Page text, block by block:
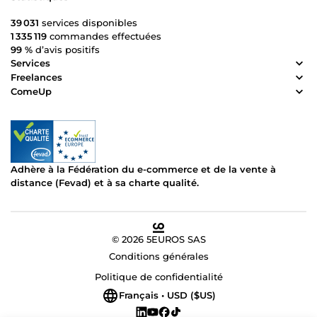
39 031 services disponibles
1 335 119 commandes effectuées
99 % d’avis positifs
Services
Freelances
ComeUp
Adhère à la Fédération du e-commerce et de la vente à
distance (Fevad) et à sa charte qualité.
© 2026 5EUROS SAS
Conditions générales
Politique de confidentialité
Français • USD ($US)